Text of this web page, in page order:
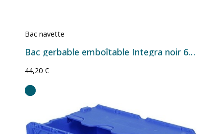
Bac navette
Bac gerbable emboîtable Integra noir 64 L
44,20 €